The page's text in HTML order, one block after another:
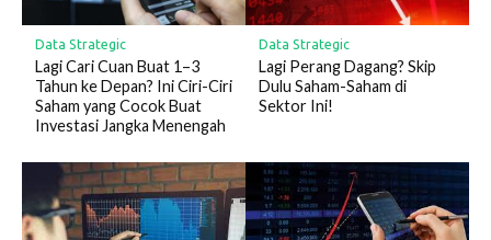
Data Strategic
Lagi Cari Cuan Buat 1–3
Tahun ke Depan? Ini Ciri-Ciri
Saham yang Cocok Buat
Investasi Jangka Menengah
Data Strategic
Lagi Perang Dagang? Skip
Dulu Saham-Saham di
Sektor Ini!